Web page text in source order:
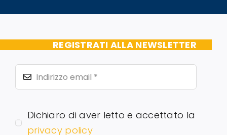
REGISTRATI ALLA NEWSLETTER
Dichiaro di aver letto e accettato la
privacy policy